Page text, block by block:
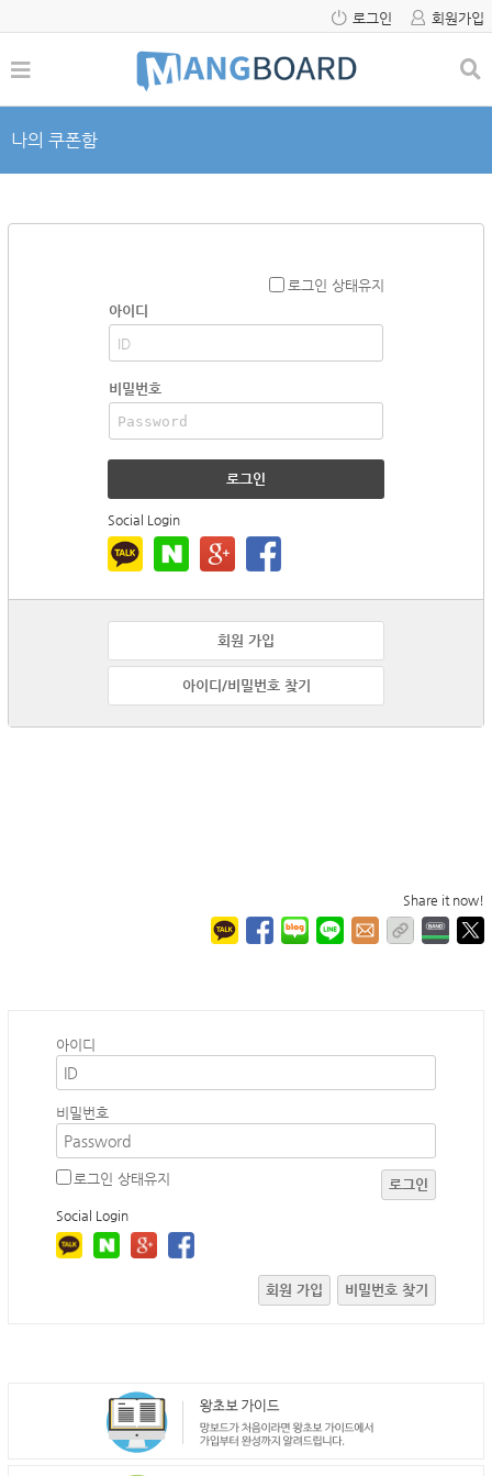
로그인 회원가입
나의 쿠폰함
로그인 상태유지
아이디
비밀번호
로그인
Social Login
회원 가입
아이디/비밀번호 찾기
Share it now!
아이디
비밀번호
로그인 상태유지 로그인
Social Login
회원 가입 비밀번호 찾기